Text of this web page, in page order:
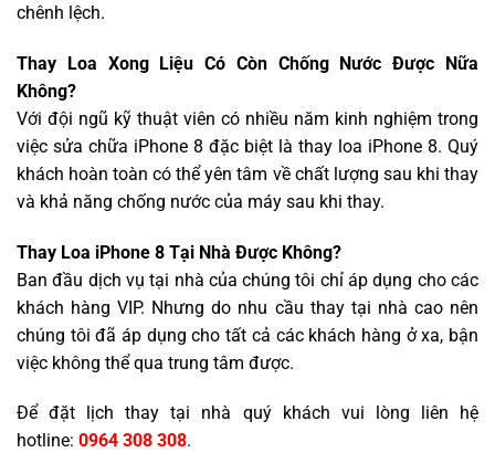
chênh lệch.
Thay Loa Xong Liệu Có Còn Chống Nước Được Nữa
Không?
Với đội ngũ kỹ thuật viên có nhiều năm kinh nghiệm trong
việc sửa chữa iPhone 8 đặc biệt là thay loa iPhone 8. Quý
khách hoàn toàn có thể yên tâm về chất lượng sau khi thay
và khả năng chống nước của máy sau khi thay.
Thay Loa iPhone 8 Tại Nhà Được Không?
Ban đầu dịch vụ tại nhà của chúng tôi chỉ áp dụng cho các
khách hàng VIP. Nhưng do nhu cầu thay tại nhà cao nên
chúng tôi đã áp dụng cho tất cả các khách hàng ở xa, bận
việc không thể qua trung tâm được.
Để đặt lịch thay tại nhà quý khách vui lòng liên hệ
hotline: 0964 308 308.